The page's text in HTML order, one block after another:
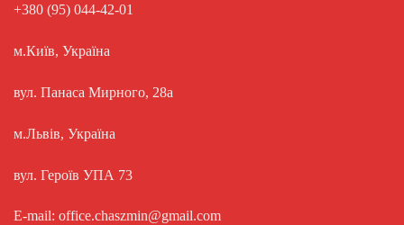
+380 (95) 044-42-01
м.Київ, Україна
вул. Панаса Мирного, 28а
м.Львів, Україна
вул. Героїв УПА 73
E-mail: office.chaszmin@gmail.com